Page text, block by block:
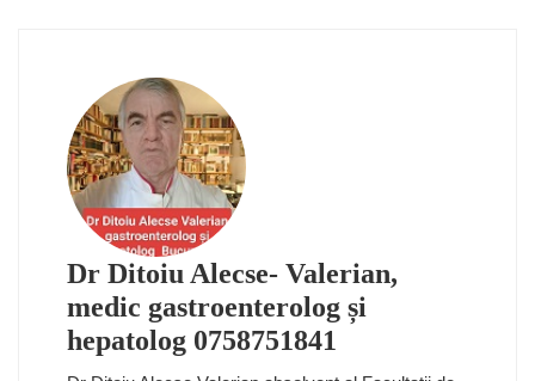
Dr Ditoiu Alecse- Valerian,
medic gastroenterolog și
hepatolog 0758751841